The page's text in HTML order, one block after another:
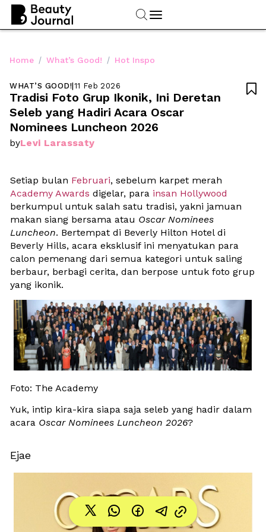
Home / What’s Good! / Hot Inspo
WHAT’S GOOD!|11 Feb 2026
Tradisi Foto Grup Ikonik, Ini Deretan
Seleb yang Hadiri Acara Oscar
Nominees Luncheon 2026
byLevi Larassaty

Setiap bulan Februari
Academy Awards digelar, para insan Hollywood
berkumpul untuk salah satu tradisi, yakni jamuan
makan siang bersama atau Oscar Nominees
Luncheon. Bertempat di Beverly Hilton Hotel di
Beverly Hills, acara eksklusif ini menyatukan para
calon pemenang dari semua kategori untuk saling
berbaur, berbagi cerita, dan berpose untuk foto grup
yang ikonik.
Foto: The Academy
Yuk, intip kira-kira siapa saja seleb yang hadir dalam
acara Oscar Nominees Luncheon 2026?
Ejae